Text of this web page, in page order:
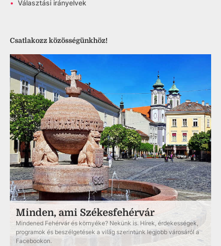
• Választási irányelvek
Csatlakozz közösségünkhöz!
Minden, ami Székesfehérvár
Mindened Fehérvár és környéke? Nekünk is. Hírek, érdekességek,
programok és beszélgetések a világ szerintünk legjobb városáról a
Facebookon.